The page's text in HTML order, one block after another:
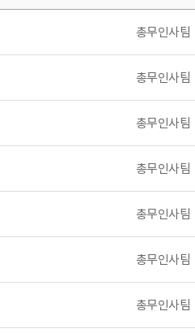
총무인사팀
총무인사팀
총무인사팀
총무인사팀
총무인사팀
총무인사팀
총무인사팀